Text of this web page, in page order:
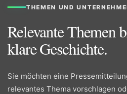
THEMEN UND
Relevante Themen
klare Geschichte.
Sie möchten eine
relevantes Thema vorschlagen